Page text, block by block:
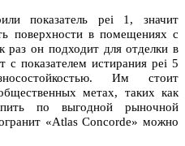
показатель pei 1, значит
поверхности в помещениях с
он подходит для отделки в
с показателем истирания pei 5
Им стоит
метах, таких как
по выгодной рыночной
«Atlas Concorde» можно